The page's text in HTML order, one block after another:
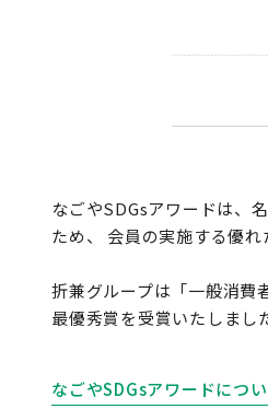
なごやSDGsアワードは、
ため、 会員の実施する優れ
折兼グループは「一般消費
最優秀賞を受賞いたしまし
なごやSDGsアワードにつ